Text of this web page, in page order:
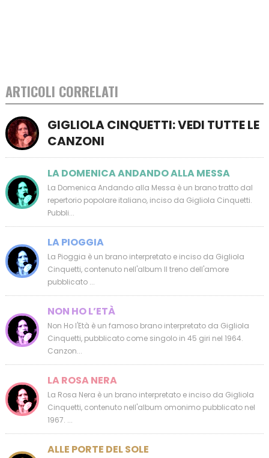
ARTICOLI CORRELATI
GIGLIOLA CINQUETTI: VEDI TUTTE LE
CANZONI
LA DOMENICA ANDANDO ALLA MESSA
La Domenica Andando alla Messa è un brano tratto dal
repertorio popolare italiano, inciso da Gigliola Cinquetti.
Pubbli...
LA PIOGGIA
La Pioggia è un brano interpretato e inciso da Gigliola
Cinquetti, contenuto nell'album Il treno dell'amore
pubblicato ...
NON HO L’ETÀ
Non Ho l'Età è un famoso brano interpretato da Gigliola
Cinquetti, pubblicato come singolo in 45 giri nel 1964.
Canzon...
LA ROSA NERA
La Rosa Nera è un brano interpretato e inciso da Gigliola
Cinquetti, contenuto nell'album omonimo pubblicato nel
1967. ...
ALLE PORTE DEL SOLE